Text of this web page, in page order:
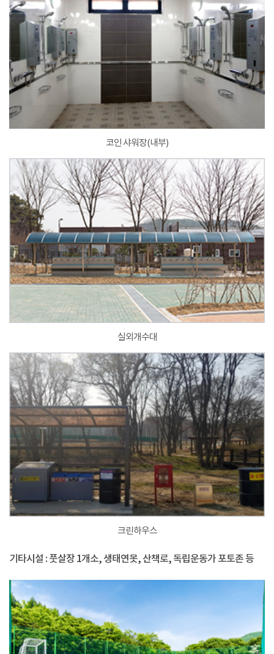
코인 샤워장(내부)
실외개수대
크린하우스
기타시설 : 풋살장 1개소, 생태연못, 산책로, 독립운동가 포토존 등